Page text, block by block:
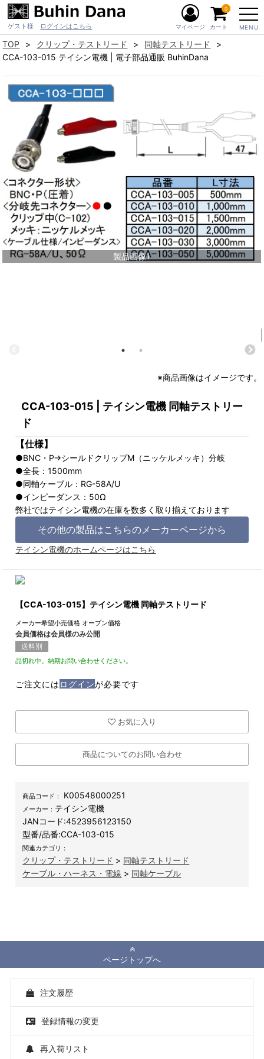
ゲスト様 ログインはこちら MENU
マイページ カート
0
TOP クリップ・テストリード
同軸テストリード
CCA-103-015 テイシン電機 | 電子部品通販 BuhinDana
製品画像1
※商品画像はイメージです。
CCA-103-015 | テイシン電機 同軸テストリー
ド
【仕様】
●BNC・P→シールドクリップM（ニッケルメッキ）分岐
●全長：1500mm
●同軸ケーブル：RG-58A/U
●インピーダンス：50Ω
弊社ではテイシン電機の在庫を数多く取り揃えております
その他の製品はこちらのメーカーページから
テイシン電機のホームページはこちら
【CCA-103-015】テイシン電機 同軸テストリード
メーカー希望小売価格 オープン価格
会員価格は会員様のみ公開
送料別
品切れ中。納期お問い合わせください。
ご注文には ログインが必要です
お気に入り
商品についてのお問い合わせ
商品コード： K00548000251
メーカー： テイシン電機
JANコード:4523956123150
型番/品番:CCA-103-015
関連カテゴリ：
クリップ・テストリード > 同軸テストリード
ケーブル・ハーネス・電線 > 同軸ケーブル
ページトップへ
注文履歴
登録情報の変更
再入荷リスト